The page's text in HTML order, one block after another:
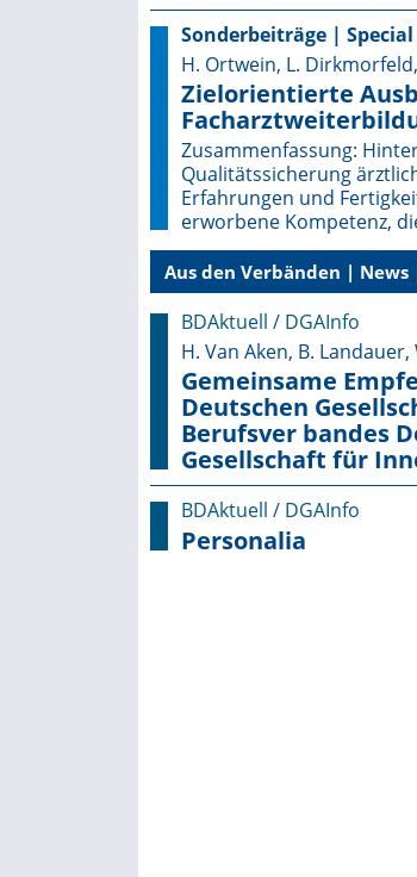
Sonderbeiträge |
H. Ortwein, L.
Zielorientierte
Zusammenfassung:
Qualitätssicherung
Erfahrungen und
erworbene Kompetenz,
Aus den Verbänden |
BDAktuell / DGAInfo
H. Van Aken, B.
Gemeinsame
Deutschen
Berufsver bandes
Gesellschaft für
BDAktuell / DGAInfo
Personalia